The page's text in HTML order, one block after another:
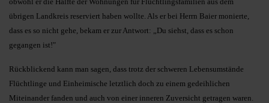
übrigen Landkreis reserviert haben wollte. Als er bei Herrn Baier monierte,
dass es so nicht gehe, bekam er zur Antwort: „Du siehst, dass es schon
gegangen ist!"
Rückblickend kann man sagen, dass trotz der schweren Lebensumstände
Flüchtlinge und Einheimische letztlich doch zu einem gedeihlichen
Miteinander fanden und auch von einer inneren Zuversicht getragen waren.